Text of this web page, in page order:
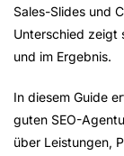
Sales-Slides und
Unterschied zeigt
und im Ergebnis.
In diesem Guide
guten SEO-
über Leistungen,